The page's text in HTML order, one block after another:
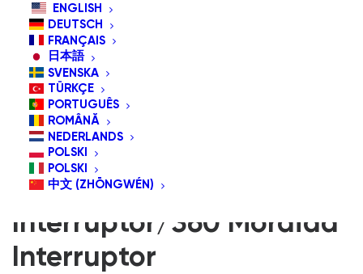
ENGLISH
DEUTSCH
FRANÇAIS
日本語
SVENSKA
TÜRKÇE
PORTUGUÊS
ROMÂNĂ
NEDERLANDS
POLSKI
POLSKI
中文 (ZHŌNGWÉN)
AC01 de la Cubierta de
Silicona para Morder
Interruptor/360 Mordida
Interruptor